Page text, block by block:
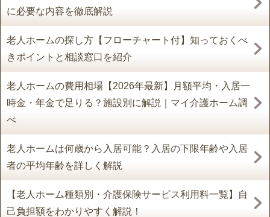
に必要な内容を徹底解説
老人ホームの探し方【フローチャート付】知っておくべ
きポイントと相談窓口を紹介
老人ホームの費用相場【2026年最新】月額平均・入居一
時金・年金で足りる？施設別に解説｜マイ介護ホーム調
べ
老人ホームは何歳から入居可能？入居の下限年齢や入居
者の平均年齢を詳しく解説
【老人ホーム種類別・介護保険サービス利用料一覧】自
己負担額をわかりやすく解説！